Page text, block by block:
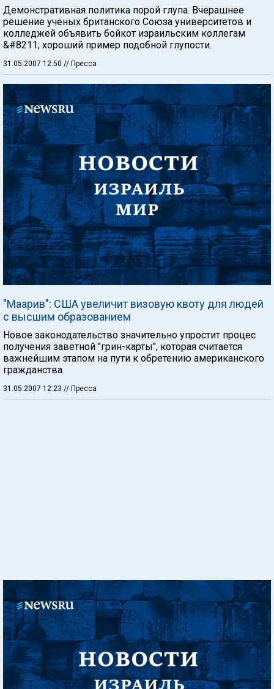
Демонстративная политика порой глупа. Вчерашнее
решение ученых британского Союза университетов и
колледжей объявить бойкот израильским коллегам
&#8211; хороший пример подобной глупости.
31.05.2007 12:50 // Пресса
"Маарив": США увеличит визовую квоту для людей
с высшим образованием
Новое законодательство значительно упростит процес
получения заветной "грин-карты", которая считается
важнейшим этапом на пути к обретению американского
гражданства.
31.05.2007 12:23 // Пресса